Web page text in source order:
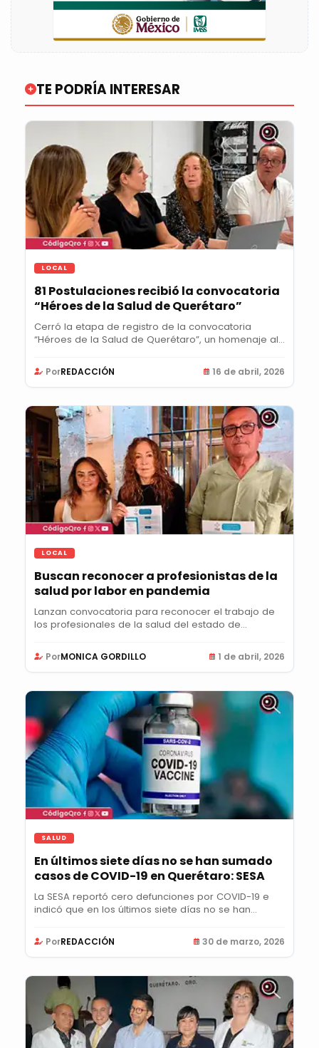
TE PODRÍA INTERESAR
LOCAL
81 Postulaciones recibió la convocatoria
“Héroes de la Salud de Querétaro”
Cerró la etapa de registro de la convocatoria
“Héroes de la Salud de Querétaro”, un homenaje al...
PorREDACCIÓN 16 de abril, 2026
LOCAL
Buscan reconocer a profesionistas de la
salud por labor en pandemia
Lanzan convocatoria para reconocer el trabajo de
los profesionales de la salud del estado de...
PorMONICA GORDILLO 1 de abril, 2026
SALUD
En últimos siete días no se han sumado
casos de COVID-19 en Querétaro: SESA
La SESA reportó cero defunciones por COVID-19 e
indicó que en los últimos siete días no se han...
PorREDACCIÓN 30 de marzo, 2026